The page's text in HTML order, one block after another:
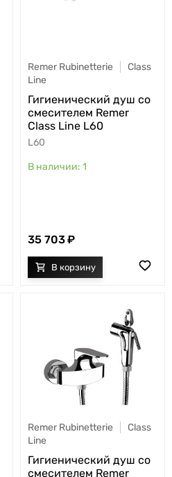
Remer Rubinetterie
Class
Line
Гигиенический душ со
смесителем Remer
Class Line L60
L60
1
35 703
Remer Rubinetterie
Class
Line
Гигиенический душ со
смесителем Remer